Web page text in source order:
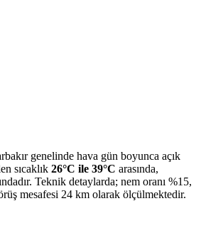
genelinde hava gün boyunca açık
sıcaklık 26°C ile 39°C arasında,
Teknik detaylarda; nem oranı %15,
mesafesi 24 km olarak ölçülmektedir.